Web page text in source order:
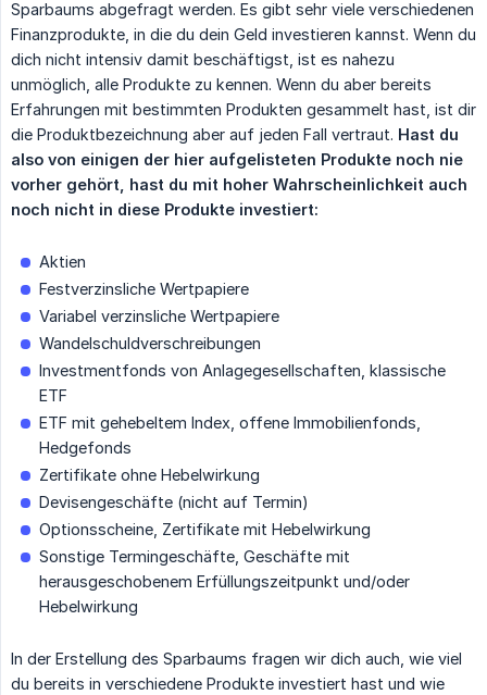
Sparbaums abgefragt werden. Es gibt sehr viele verschiedenen
Finanzprodukte, in die du dein Geld investieren kannst. Wenn du
dich nicht intensiv damit beschäftigst, ist es nahezu
unmöglich, alle Produkte zu kennen. Wenn du aber bereits
Erfahrungen mit bestimmten Produkten gesammelt hast, ist dir
die Produktbezeichnung aber auf jeden Fall vertraut. Hast du
also von einigen der hier aufgelisteten Produkte noch nie
vorher gehört, hast du mit hoher Wahrscheinlichkeit auch
noch nicht in diese Produkte investiert:
Aktien
Festverzinsliche Wertpapiere
Variabel verzinsliche Wertpapiere
Wandelschuldverschreibungen
Investmentfonds von Anlagegesellschaften, klassische
ETF
ETF mit gehebeltem Index, offene Immobilienfonds,
Hedgefonds
Zertifikate ohne Hebelwirkung
Devisengeschäfte (nicht auf Termin)
Optionsscheine, Zertifikate mit Hebelwirkung
Sonstige Termingeschäfte, Geschäfte mit
herausgeschobenem Erfüllungszeitpunkt und/oder
Hebelwirkung
In der Erstellung des Sparbaums fragen wir dich auch, wie viel
du bereits in verschiedene Produkte investiert hast und wie